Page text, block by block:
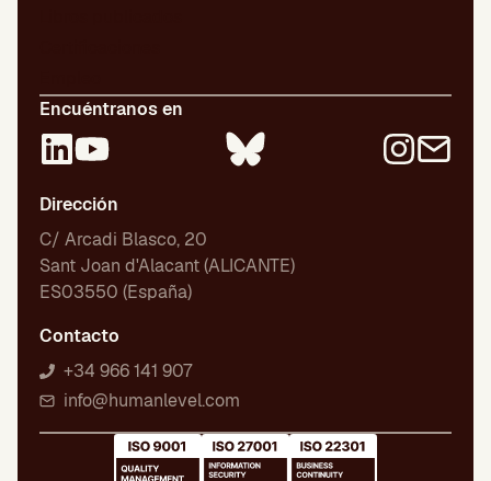
Encuéntranos en
Dirección
C/ Arcadi Blasco, 20
Sant Joan d'Alacant (ALICANTE)
ES03550 (España)
Contacto
+34 966 141 907
info@humanlevel.com